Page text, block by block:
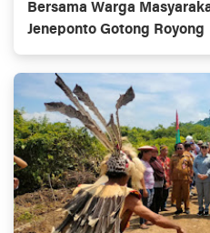
Bersama Warga
Jeneponto Gotong Royong